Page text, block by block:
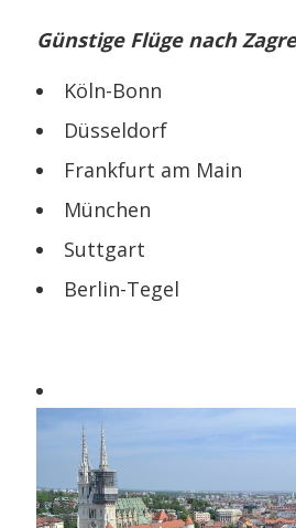
Günstige Flüge nach
Köln-Bonn
Düsseldorf
Frankfurt am Main
München
Suttgart
Berlin-Tegel